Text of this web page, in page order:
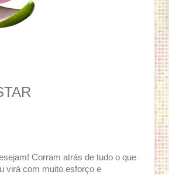
Corram atrás de tudo o que
virá com muito esforço e